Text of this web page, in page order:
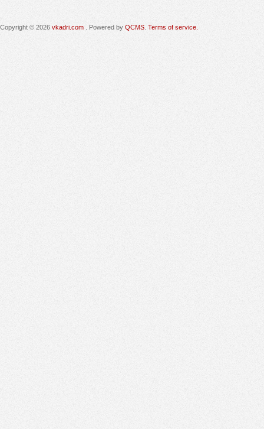
Copyright © 2026 vkadri.com . Powered by QCMS Terms of service.